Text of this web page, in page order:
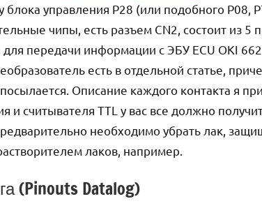
блока управления P28 (или подобного P08,
чипы, есть разъем CN2, состоит из 5
передачи информации с ЭБУ ECU OKI
есть в отдельной статье,
Описание каждого контакта я
и считывателя TTL у вас все должно
необходимо убрать лак,
лаков, например.
(Pinouts Datalog)